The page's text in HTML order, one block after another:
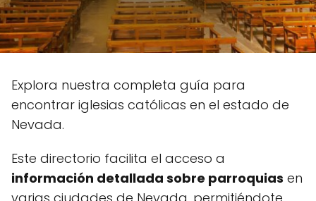
Explora nuestra completa guía para
encontrar iglesias católicas en el estado de
Nevada.
Este directorio facilita el acceso a
información detallada sobre parroquias en